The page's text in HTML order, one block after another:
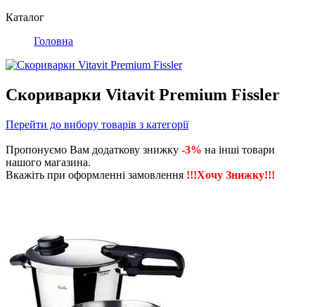
Каталог
Головна
Скориварки Vitavit Premium Fissler
Перейти до вибору товарів з категорії
Пропонуємо Вам додаткову знижку -3% на інші товари
нашого магазина.
Вкажіть при оформленні замовлення !!!Хочу Знижку!!!